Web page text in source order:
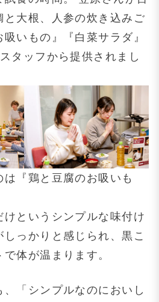
大根、人参の炊き込みご
いもの』『白菜サラダ』
タッフから提供されまし
『鶏と豆腐のお吸いも
けというシンプルな味付け
っかりと感じられ、黒こ
体が温まります。
、「シンプルなのにおいし